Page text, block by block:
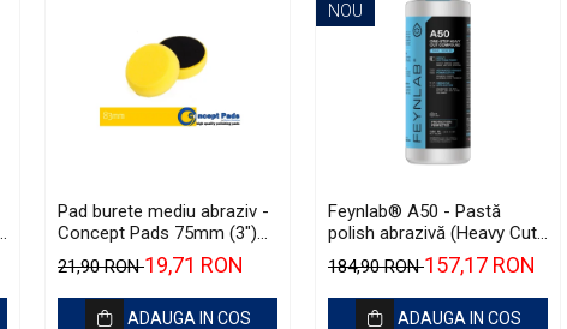
Pad burete mediu abraziv -
Concept Pads 75mm (3")
Yellow Polishing Pad
21,90 RON19,71 RON
ADAUGA IN COS
NOU
Feynlab® A50 - Pastă
polish abrazivă (Heavy Cut,
500ml)
184,90 RON157,17 RON
ADAUGA IN COS